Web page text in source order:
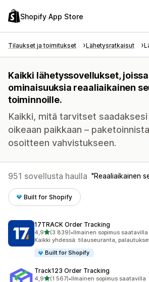
Shopify App Store
Tilaukset ja toimitukset Lähetysratkaisut
Kaikki lähetyssovellukset,
ominaisuuksia reaaliaikainen
toiminnoille.
Kaikki, mitä tarvitset
oikeaan paikkaan –
osoitteen vahvistukseen.
951 sovellusta haulla Reaaliaikainen
Built for Shopify
17TRACK Order Tracking
4,9/ 5 tähteä
(3 839)
3839 arvostelua yhteensä
•Ilmainen sopimus saatavilla
Kaikki yhdessä: tilauseuranta,
Built for Shopify
Track123 Order Tracking
4,9/ 5 tähteä
(1 567)•Ilmainen sopimus saatavilla